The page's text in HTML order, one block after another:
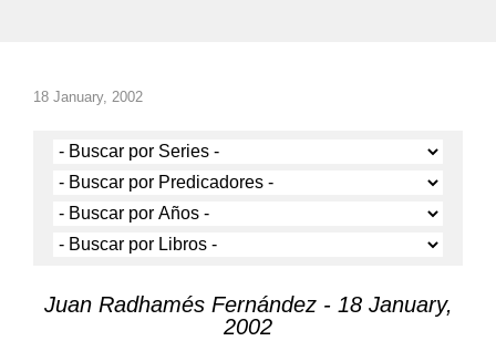
18 January, 2002
Juan Radhamés Fernández - 18 January,
2002